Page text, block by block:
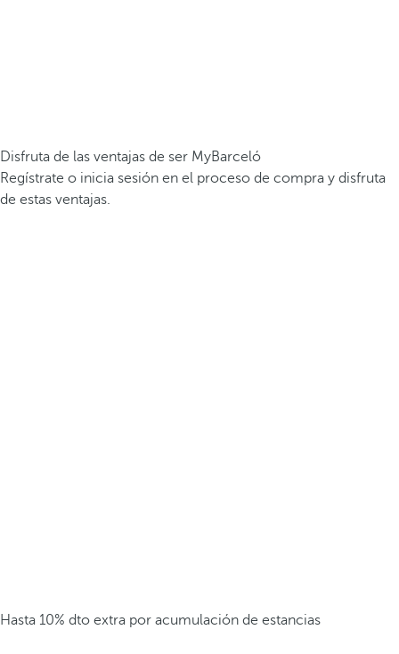
Disfruta de las ventajas de ser MyBarceló
Regístrate o inicia sesión en el proceso de compra y disfruta
de estas ventajas.
Hasta 10% dto extra por acumulación de estancias